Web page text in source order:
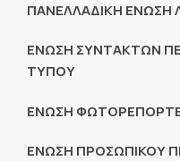
ΠΑΝΕΛΛΑΔΙΚΗ ΕΝΩΣΗ
ΕΝΩΣΗ ΣΥΝΤΑΚΤΩΝ
ΤΥΠΟΥ
ΕΝΩΣΗ
ΕΝΩΣΗ ΠΡΟΣΩΠΙΚΟΥ